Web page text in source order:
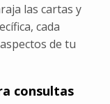
las cartas y
cada
de tu
consultas